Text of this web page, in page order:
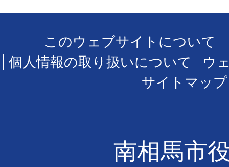
このウェブサイトについて
個人情報の取り扱いについて
ウ
サイトマップ
南相馬市